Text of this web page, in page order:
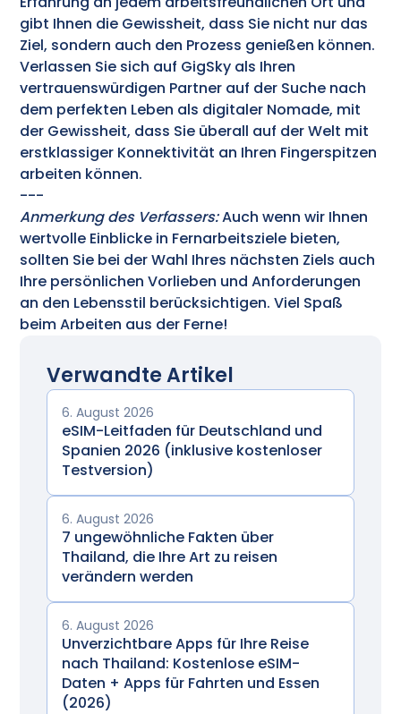
gibt Ihnen die Gewissheit, dass Sie nicht nur das
Ziel, sondern auch den Prozess genießen können.
Verlassen Sie sich auf GigSky als Ihren
vertrauenswürdigen Partner auf der Suche nach
dem perfekten Leben als digitaler Nomade, mit
der Gewissheit, dass Sie überall auf der Welt mit
erstklassiger Konnektivität an Ihren Fingerspitzen
arbeiten können.
---
Anmerkung des Verfassers:Auch wenn wir Ihnen
wertvolle Einblicke in Fernarbeitsziele bieten,
sollten Sie bei der Wahl Ihres nächsten Ziels auch
Ihre persönlichen Vorlieben und Anforderungen
an den Lebensstil berücksichtigen. Viel Spaß
beim Arbeiten aus der Ferne!
Verwandte Artikel
6. August 2026
eSIM-Leitfaden für Deutschland und
Spanien 2026 (inklusive kostenloser
Testversion)
6. August 2026
7 ungewöhnliche Fakten über
Thailand, die Ihre Art zu reisen
verändern werden
6. August 2026
Unverzichtbare Apps für Ihre Reise
nach Thailand: Kostenlose eSIM-
Daten + Apps für Fahrten und Essen
(2026)